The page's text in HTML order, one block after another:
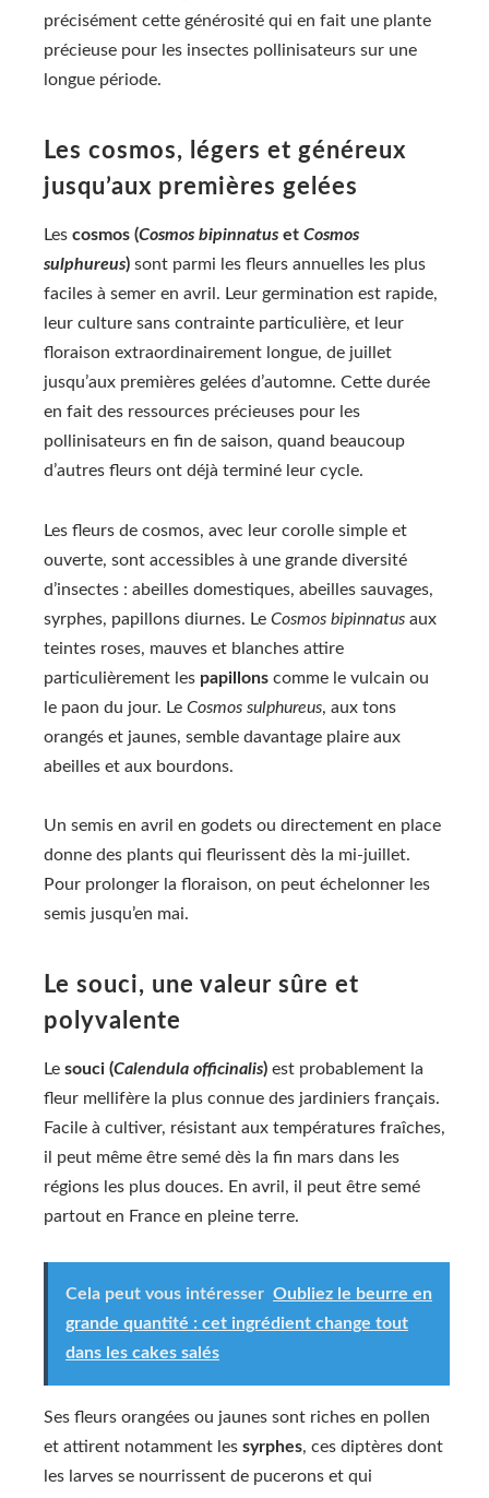
précisément cette générosité qui en fait une plante
précieuse pour les insectes pollinisateurs sur une
longue période.
Les cosmos, légers et généreux
jusqu’aux premières gelées
Les cosmos (Cosmos bipinnatus et Cosmos
sulphureus) sont parmi les fleurs annuelles les plus
faciles à semer en avril. Leur germination est rapide,
leur culture sans contrainte particulière, et leur
floraison extraordinairement longue, de juillet
jusqu’aux premières gelées d’automne. Cette durée
en fait des ressources précieuses pour les
pollinisateurs en fin de saison, quand beaucoup
d’autres fleurs ont déjà terminé leur cycle.
Les fleurs de cosmos, avec leur corolle simple et
ouverte, sont accessibles à une grande diversité
d’insectes : abeilles domestiques, abeilles sauvages,
syrphes, papillons diurnes. Le Cosmos bipinnatus aux
teintes roses, mauves et blanches attire
particulièrement les papillons comme le vulcain ou
le paon du jour. Le Cosmos sulphureus, aux tons
orangés et jaunes, semble davantage plaire aux
abeilles et aux bourdons.
Un semis en avril en godets ou directement en place
donne des plants qui fleurissent dès la mi-juillet.
Pour prolonger la floraison, on peut échelonner les
semis jusqu’en mai.
Le souci, une valeur sûre et
polyvalente
Le souci (Calendula officinalis) est probablement la
fleur mellifère la plus connue des jardiniers français.
Facile à cultiver, résistant aux températures fraîches,
il peut même être semé dès la fin mars dans les
régions les plus douces. En avril, il peut être semé
partout en France en pleine terre.
Cela peut vous intéresser Oubliez le beurre en
grande quantité : cet ingrédient change tout
dans les cakes salés
Ses fleurs orangées ou jaunes sont riches en pollen
et attirent notamment les syrphes, ces diptères dont
les larves se nourrissent de pucerons et qui